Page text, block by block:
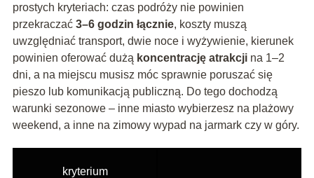
prostych kryteriach: czas podróży nie powinien
przekraczać 3–6 godzin łącznie, koszty muszą
uwzględniać transport, dwie noce i wyżywienie, kierunek
powinien oferować dużą koncentrację atrakcjina 1–2
dni, a na miejscu musisz móc sprawnie poruszać się
pieszo lub komunikacją publiczną. Do tego dochodzą
warunki sezonowe – inne miasto wybierzesz na plażowy
weekend, a inne na zimowy wypad na jarmark czy w góry.
kryterium